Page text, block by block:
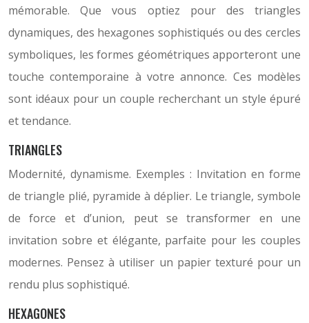
mémorable. Que vous optiez pour des triangles
dynamiques, des hexagones sophistiqués ou des cercles
symboliques, les formes géométriques apporteront une
touche contemporaine à votre annonce. Ces modèles
sont idéaux pour un couple recherchant un style épuré
et tendance.
TRIANGLES
Modernité, dynamisme. Exemples : Invitation en forme
de triangle plié, pyramide à déplier. Le triangle, symbole
de force et d’union, peut se transformer en une
invitation sobre et élégante, parfaite pour les couples
modernes. Pensez à utiliser un papier texturé pour un
rendu plus sophistiqué.
HEXAGONES